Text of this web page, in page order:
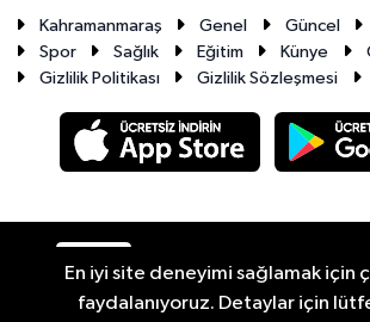
Kahramanmaraş Genel Güncel
Spor
Sağlık Eğitim Künye
Gizlilik Politikası
Gizlilik Sözleşmesi
En iyi site deneyimi sağlamak için
faydalanıyoruz. Detaylar için